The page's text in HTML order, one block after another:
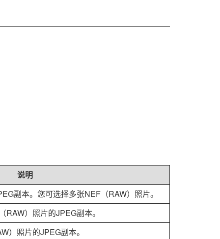
说明
副本。您可选择多张NEF（RAW）照片。
）照片的JPEG副本。
）照片的JPEG副本。